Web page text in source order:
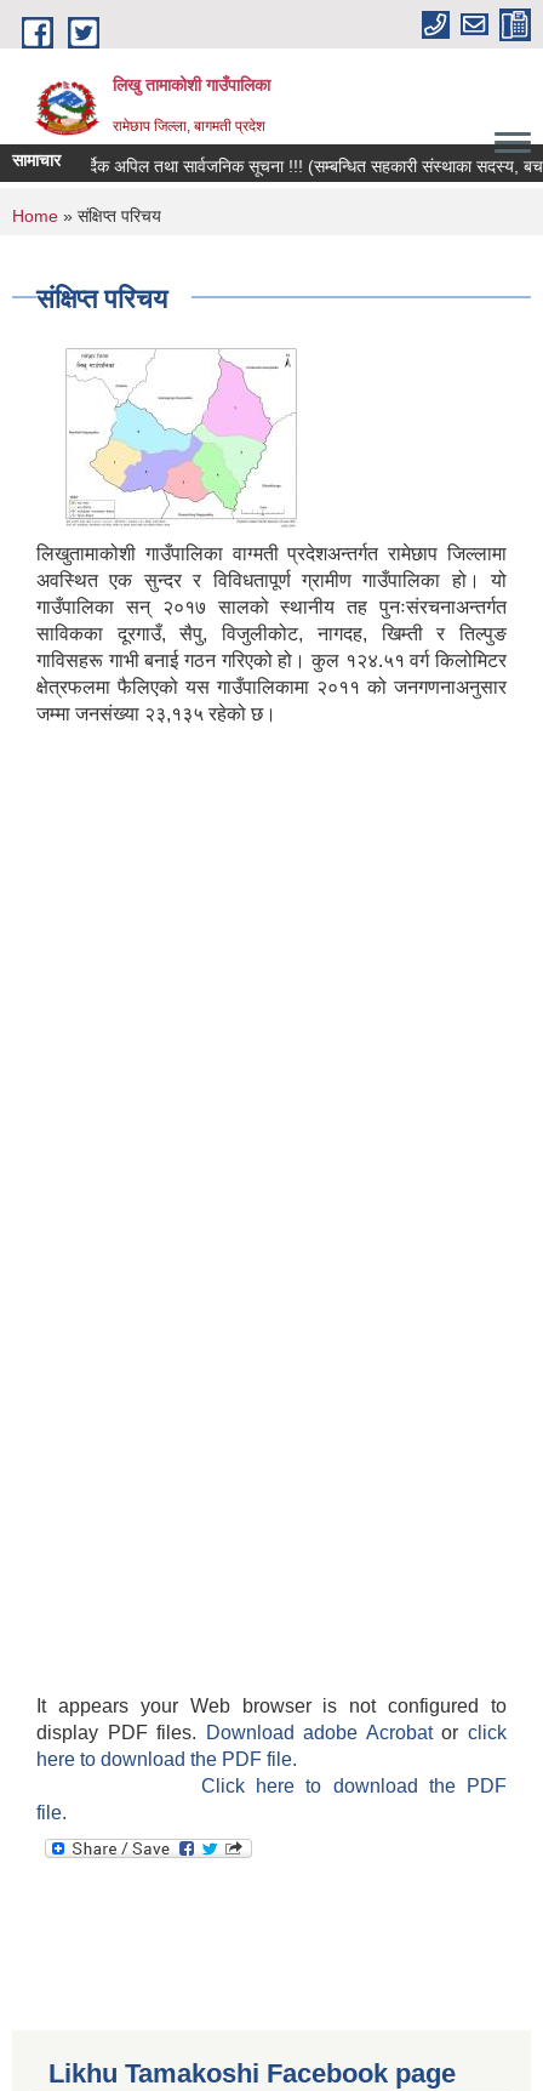
Skip to main content
लिखु तामाकोशी गाउँपालिका
रामेछाप जिल्ला, बागमती प्रदेश
सामाचारहार्दिक अपिल तथा सार्वजनिक सूचना !!! (सम्बन्धित सहकारी संस्थाका सदस्य,
You are here
Home » संक्षिप्त परिचय
संक्षिप्त परिचय
लिखुतामाकोशी गाउँपालिका वाग्मती प्रदेशअन्तर्गत रामेछाप जिल्लामा
अवस्थित एक सुन्दर र विविधतापूर्ण ग्रामीण गाउँपालिका हो। यो
गाउँपालिका सन् २०१७ सालको स्थानीय तह पुनःसंरचनाअन्तर्गत
साविकका दूरगाउँ, सैपु, विजुलीकोट, नागदह, खिम्ती र तिल्पुङ
गाविसहरू गाभी बनाई गठन गरिएको हो। कुल १२४.५१ वर्ग किलोमिटर
क्षेत्रफलमा फैलिएको यस गाउँपालिकामा २०११ को जनगणनाअनुसार
जम्मा जनसंख्या २३,१३५ रहेको छ।
It appears your Web browser is not configured to
display PDF files.
Download adobe Acrobatorclick
here to download the PDF file.
Click here to download the PDF
file.
Likhu Tamakoshi Facebook page